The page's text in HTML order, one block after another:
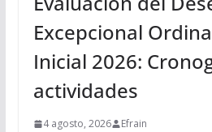
Excepcional
Inicial 2026:
actividades
4 agosto, 2026 Efrain